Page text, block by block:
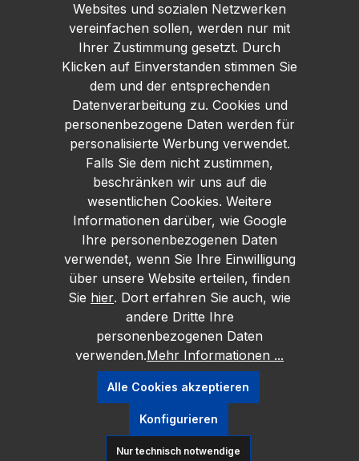
Websites und sozialen Netzwerken
vereinfachen sollen, werden nur mit
Ihrer Zustimmung gesetzt. Durch
Klicken auf Einverstanden stimmen Sie
dem und der entsprechenden
Datenverarbeitung zu. Cookies und
personenbezogene Daten werden für
personalisierte Werbung verwendet.
Falls Sie dem nicht zustimmen,
beschränken wir uns auf die
wesentlichen Cookies. Weitere
Informationen darüber, wie Google
Ihre personenbezogenen Daten
verwendet, wenn Sie Ihre Einwilligung
über unsere Website erteilen, finden
Sie hier. Dort erfahren Sie auch, wie
andere Dritte Ihre
personenbezogenen Daten
verwenden.Mehr Informationen ...
Nur technisch notwendige
Konfigurieren
Alle Cookies akzeptieren